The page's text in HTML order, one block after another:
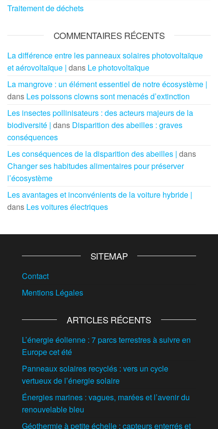
Traitement de déchets
COMMENTAIRES RÉCENTS
La différence entre les panneaux solaires photovoltaïque
et aérovoltaïque | dans Le photovoltaïque
La mangrove : un élément essentiel de notre écosystème |
dans Les poissons clowns sont menacés d’extinction
Les insectes pollinisateurs : des acteurs majeurs de la
biodiversité | dans Disparition des abeilles : graves
conséquences
Les conséquences de la disparition des abeilles | dans
Changer ses habitudes alimentaires pour préserver
l’écosystème
Les avantages et inconvénients de la voiture hybride |
dans Les voitures électriques
SITEMAP
Contact
Mentions Légales
ARTICLES RÉCENTS
L’énergie éolienne : 7 parcs terrestres à suivre en
Europe cet été
Panneaux solaires recyclés : vers un cycle
vertueux de l’énergie solaire
Énergies marines : vagues, marées et l’avenir du
renouvelable bleu
Géothermie à petite échelle : capteurs enterrés et